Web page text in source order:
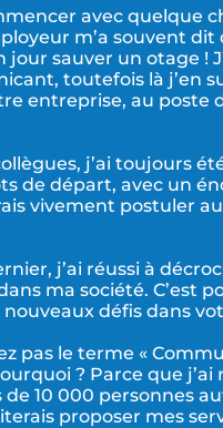
avec quelque
m’a souvent
sauver un otage !
toutefois là j’en
entreprise, au poste
j’ai toujours
de départ, avec un
vivement postuler
j’ai réussi à
ma société. C’est
défis dans
pas le terme «
? Parce que j’ai
10 000 personnes
proposer mes